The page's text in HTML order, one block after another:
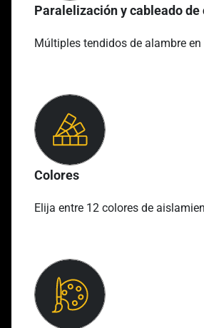
Paralelización y cableado de
Múltiples tendidos de alambre
Colores
Elija entre 12 colores de